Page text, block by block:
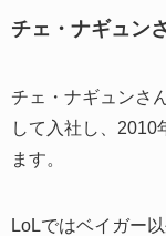
チェ・ナギュン
チェ・ナギュンさ
して入社し、2010
ます。
LoLではベイガー